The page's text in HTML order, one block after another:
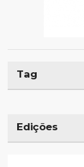
Tag
Edições